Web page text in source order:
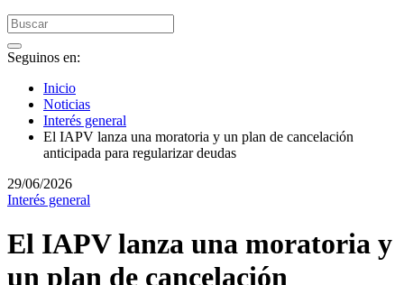
Seguinos en:
Inicio
Noticias
Interés general
El IAPV lanza una moratoria y un plan de cancelación
anticipada para regularizar deudas
29/06/2026
Interés general
El IAPV lanza una moratoria y
un plan de cancelación